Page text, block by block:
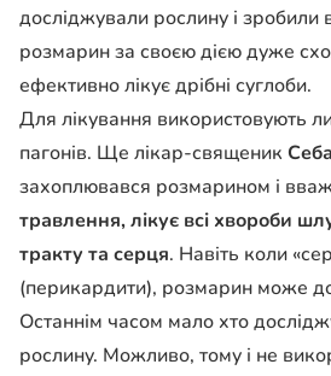
досліджували рослину і зробили
розмарин за своєю дією дуже
ефективно лікує дрібні суглоби.
Для лікування використовують
пагонів. Ще лікар-священик
захоплювався розмарином і
травлення, лікує всі хвороби
тракту та серця. Навіть коли
(перикардити), розмарин може
Останнім часом мало хто
рослину. Можливо, тому і не